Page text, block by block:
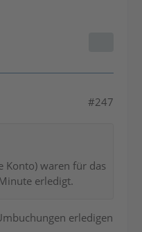
#247
Konto) waren für das
erledigt.
erledigen